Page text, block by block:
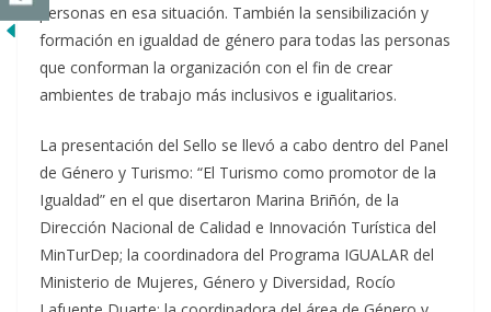
personas en esa situación. También la sensibilización y
formación en igualdad de género para todas las personas
que conforman la organización con el fin de crear
ambientes de trabajo más inclusivos e igualitarios.
La presentación del Sello se llevó a cabo dentro del Panel
de Género y Turismo: “El Turismo como promotor de la
Igualdad” en el que disertaron Marina Briñón, de la
Dirección Nacional de Calidad e Innovación Turística del
MinTurDep; la coordinadora del Programa IGUALAR del
Ministerio de Mujeres, Género y Diversidad, Rocío